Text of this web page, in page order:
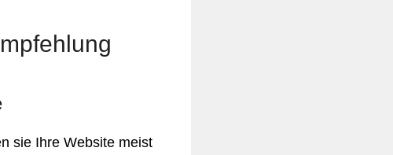
sie Ihre Website meist